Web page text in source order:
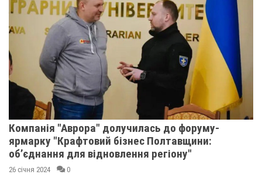
Компанія "Аврора" долучилась до форуму-
ярмарку "Крафтовий бізнес Полтавщини:
об’єднання для відновлення регіону"
26 січня 2024 0